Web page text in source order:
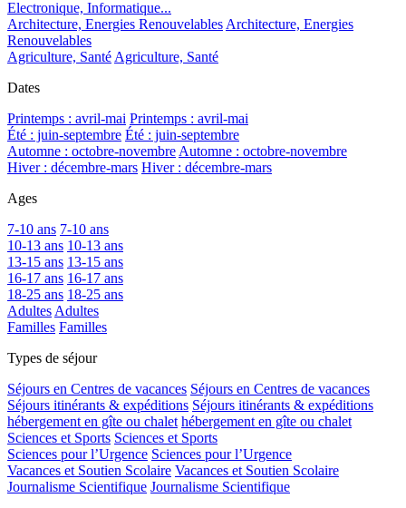
Electronique, Informatique...
Architecture, Energies Renouvelables Architecture, Energies
Renouvelables
Agriculture, Santé Agriculture, Santé
Dates
Printemps : avril-mai Printemps : avril-mai
Été : juin-septembre Été : juin-septembre
Automne : octobre-novembre Automne : octobre-novembre
Hiver : décembre-mars Hiver : décembre-mars
Ages
7-10 ans 7-10 ans
10-13 ans 10-13 ans
13-15 ans 13-15 ans
16-17 ans 16-17 ans
18-25 ans 18-25 ans
Adultes Adultes
Familles Familles
Types de séjour
Séjours en Centres de vacances Séjours en Centres de vacances
Séjours itinérants & expéditions Séjours itinérants & expéditions
hébergement en gîte ou chalet hébergement en gîte ou chalet
Sciences et Sports Sciences et Sports
Sciences pour l’Urgence Sciences pour l’Urgence
Vacances et Soutien Scolaire Vacances et Soutien Scolaire
Journalisme Scientifique Journalisme Scientifique